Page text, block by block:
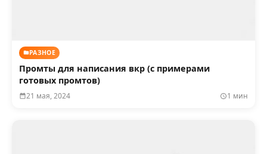
РАЗНОЕ
Промты для написания вкр (с примерами
готовых промтов)
21 мая, 2024 1 мин